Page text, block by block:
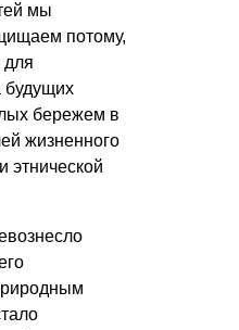
мы
потому,
для
будущих
бережем в
жизненного
этнической